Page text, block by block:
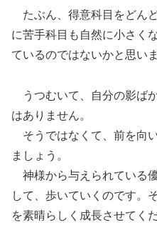
たぶん、得意科目をどん
に苦手科目も自然に小さく
ているのではないかと思いま
うつむいて、自分の影ば
はありません。
そうではなくて、前を向
ましょう。
神様から与えられている
して、歩いていくのです。
を素晴らしく成長させてく